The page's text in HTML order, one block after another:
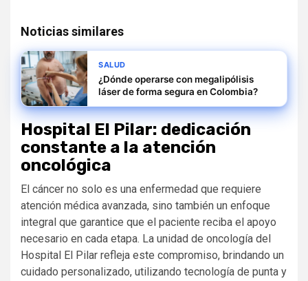
Noticias similares
SALUD
¿Dónde operarse con megalipólisis
láser de forma segura en Colombia?
Hospital El Pilar: dedicación
constante a la atención
oncológica
El cáncer no solo es una enfermedad que requiere
atención médica avanzada, sino también un enfoque
integral que garantice que el paciente reciba el apoyo
necesario en cada etapa. La unidad de oncología del
Hospital El Pilar refleja este compromiso, brindando un
cuidado personalizado, utilizando tecnología de punta y